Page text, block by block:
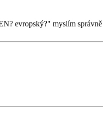
evropský?" myslím